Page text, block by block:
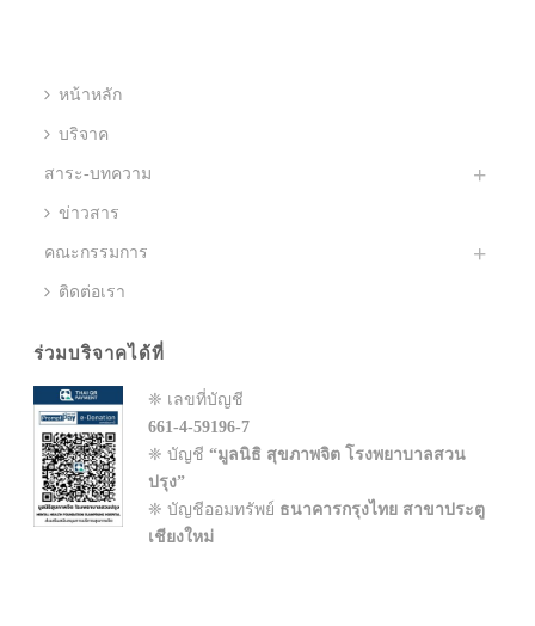
หน้าหลัก
บริจาค
สาระ-บทความ
ข่าวสาร
คณะกรรมการ
ติดต่อเรา
ร่วมบริจาคได้ที่
❈ เลขที่บัญชี
661-4-59196-7
❈ บัญชี“มูลนิธิ สุขภาพจิต โรงพยาบาลสวน
ปรุง”
❈ บัญชีออมทรัพย์ ธนาคารกรุงไทย สาขาประตู
เชียงใหม่